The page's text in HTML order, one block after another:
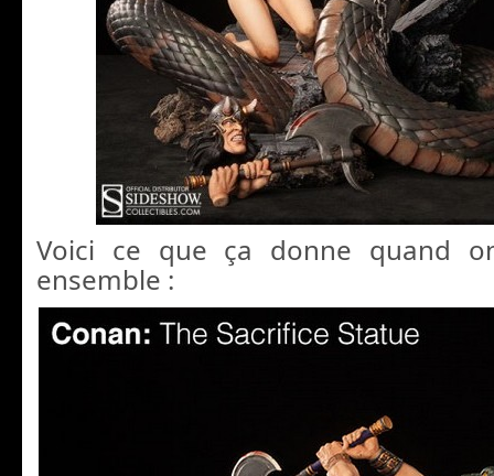
Voici ce que ça donne quand
ensemble :